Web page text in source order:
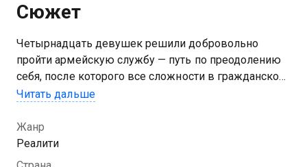
Сюжет
Четырнадцать девушек решили добровольно
пройти армейскую службу — путь по преодолению
себя, после которого все сложности в гражданской
жизни уже не смогут их сломить. Участницы
считается одной из самых сложных, — в спецназе.
Им предстоит научиться штурмовать автобусы и
дома, стрелять боевыми патронами и проходить
Читать дальше
Жанр
Реалити